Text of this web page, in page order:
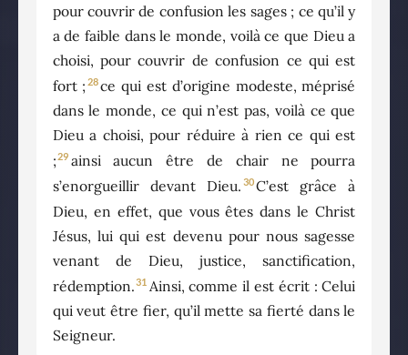
pour couvrir de confusion les sages ; ce qu’il y
a de faible dans le monde, voilà ce que Dieu a
choisi, pour couvrir de confusion ce qui est
fort ; 28ce qui est d’origine modeste, méprisé
dans le monde, ce qui n’est pas, voilà ce que
Dieu a choisi, pour réduire à rien ce qui est
;29 ainsi aucun être de chair ne pourra
s’enorgueillir devant Dieu. 30C’est grâce à
Dieu, en effet, que vous êtes dans le Christ
Jésus, lui qui est devenu pour nous sagesse
venant de Dieu, justice, sanctification,
rédemption. 31 Ainsi, comme il est écrit : Celui
qui veut être fier, qu’il mette sa fierté dans le
Seigneur.